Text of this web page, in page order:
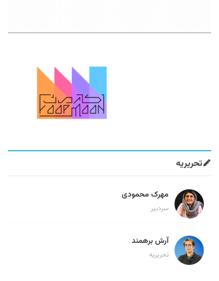
تحریریه
مهرک محمودی
سردبیر
آرش برهمند
تحریریه